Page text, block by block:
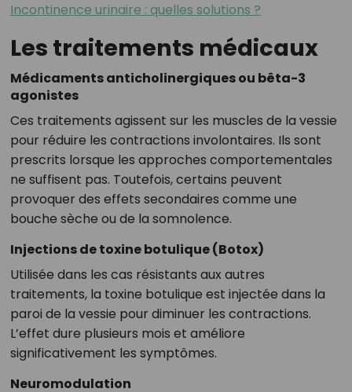
Incontinence urinaire : quelles solutions ?
Les traitements médicaux
Médicaments anticholinergiques ou bêta-3
agonistes
Ces traitements agissent sur les muscles de la vessie
pour réduire les contractions involontaires. Ils sont
prescrits lorsque les approches comportementales
ne suffisent pas. Toutefois, certains peuvent
provoquer des effets secondaires comme une
bouche sèche ou de la somnolence.
Injections de toxine botulique (Botox)
Utilisée dans les cas résistants aux autres
traitements, la toxine botulique est injectée dans la
paroi de la vessie pour diminuer les contractions.
L’effet dure plusieurs mois et améliore
significativement les symptômes.
Neuromodulation